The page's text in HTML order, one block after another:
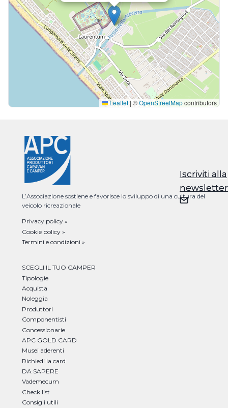
Iscriviti alla
newsletter
Leaflet | ©OpenStreetMapcontributors
L’Associazione sostiene e favorisce lo sviluppo di una cultura del
veicolo ricreazionale
Privacy policy »
Cookie policy »
Termini e condizioni »
SCEGLI IL TUO CAMPER
Tipologie
Acquista
Noleggia
Produttori
Componentisti
Concessionarie
APC GOLD CARD
Musei aderenti
Richiedi la card
DA SAPERE
Vademecum
Check list
Consigli utili
Iscriviti alla
newsletter